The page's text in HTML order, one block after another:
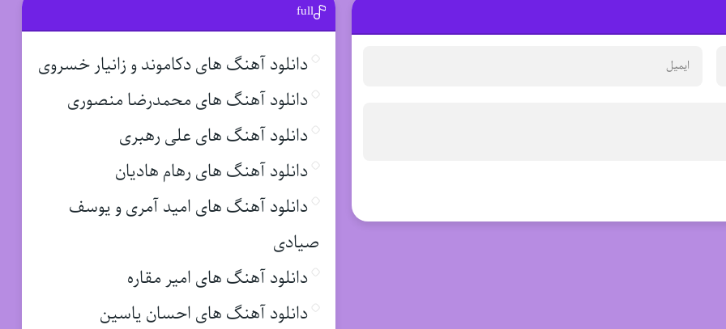
full
دانلود آهنگ های دکاموند و زانیار خسروی
دانلود آهنگ های محمدرضا منصوری
دانلود آهنگ های علی رهبری
دانلود آهنگ های رهام هادیان
دانلود آهنگ های امید آمری و یوسف
صیادی
دانلود آهنگ های امیر مقاره
دانلود آهنگ های احسان یاسین